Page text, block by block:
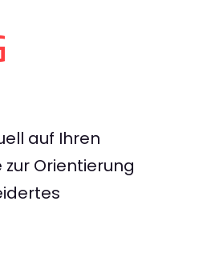
auf Ihren
Orientierung